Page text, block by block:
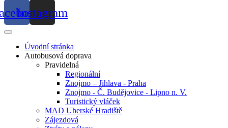
Instagram
Úvodní stránka
Autobusová doprava
Pravidelná
Regionální
Znojmo – Jihlava - Praha
Znojmo - Č. Budějovice - Lipno n. V.
Turistický vláček
MAD Uherské Hradiště
Zájezdová